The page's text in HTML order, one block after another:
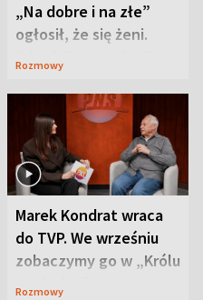
„Na dobre i na złe”
ogłosił, że się żeni.
Zdradził, co zmienił
Rozmowy
Marek Kondrat wraca
do TVP. We wrześniu
zobaczymy go w „Królu
Maciusiu I”
Rozmowy